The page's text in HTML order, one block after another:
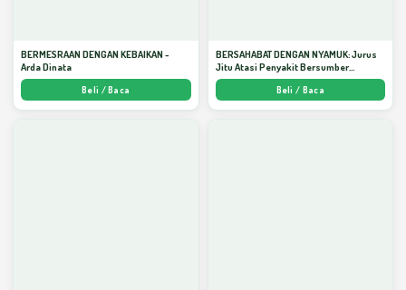
BERMESRAAN DENGAN KEBAIKAN -
Arda Dinata
Beli / Baca
BERSAHABAT DENGAN NYAMUK: Jurus
Jitu Atasi Penyakit Bersumber
Nyamuk - Arda Dinata
Beli / Baca